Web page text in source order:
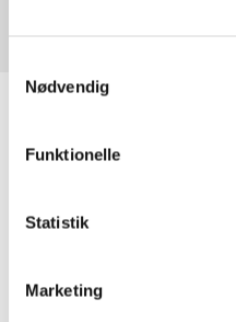
Nødvendig
Funktionelle
Statistik
Marketing